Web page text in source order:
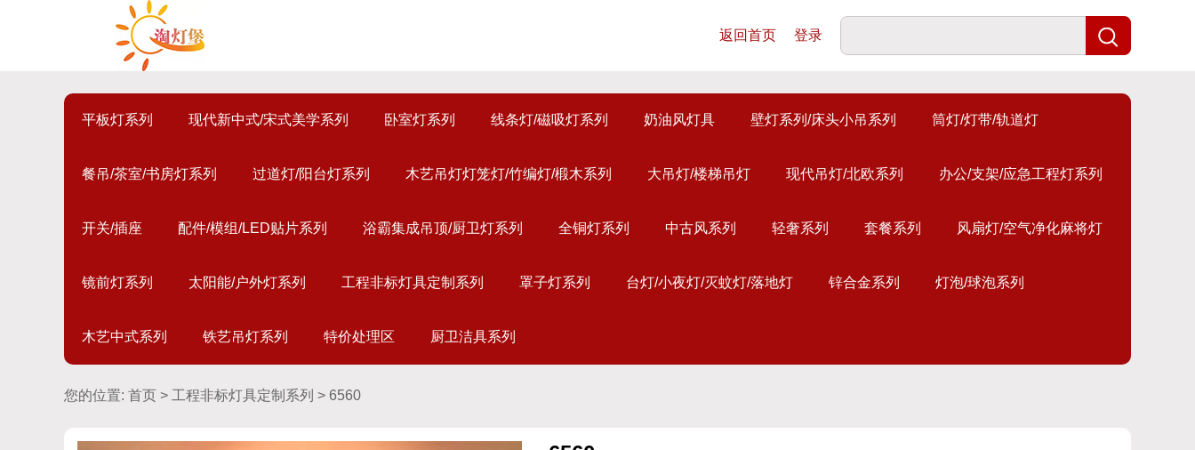
返回首页 登录
平板灯系列 现代新中式/宋式美学系列 卧室灯系列 线条灯/磁吸灯系列 奶油风灯具 壁灯系列/床头小吊系列 筒灯/灯带/轨道灯
餐吊/茶室/书房灯系列 过道灯/阳台灯系列 木艺吊灯灯笼灯/竹编灯/椴木系列 大吊灯/楼梯吊灯 现代吊灯/北欧系列 办公/支架/应急工程灯系列
开关/插座 配件/模组/LED贴片系列 浴霸集成吊顶/厨卫灯系列 全铜灯系列 中古风系列 轻奢系列 套餐系列 风扇灯/空气净化麻将灯
镜前灯系列 太阳能/户外灯系列 工程非标灯具定制系列 罩子灯系列 台灯/小夜灯/灭蚊灯/落地灯 锌合金系列 灯泡/球泡系列
木艺中式系列 铁艺吊灯系列 特价处理区 厨卫洁具系列
您的位置: 首页 > 工程非标灯具定制系列 > 6560